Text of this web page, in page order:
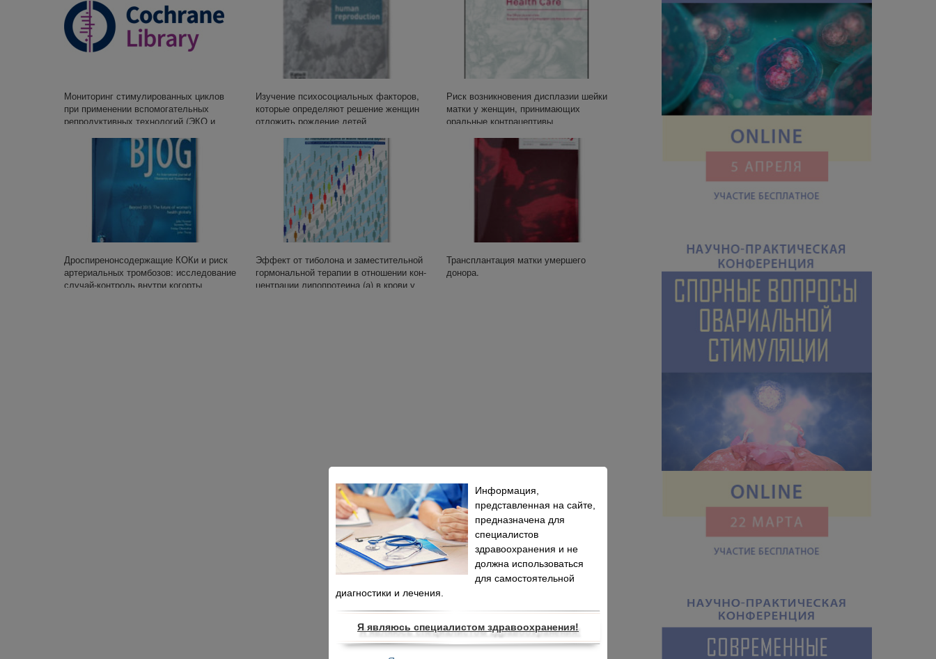
Мониторинг стимулированных циклов
при применении вспомогательных
репродуктивных технологий (ЭКО и
Изучение психосоциальных факторов,
которые определяют решение женщин
отложить рождение детей
Риск возникновения дисплазии шейки
матки у женщин, принимающих
оральные контрацептивы
Дроспиренонсодержащие КОКи и риск
артериальных тромбозов: исследование
случай-контроль внутри когорты
Эф­фект от ти­бо­ло­на и за­ме­сти­тель­ной
гор­мо­наль­ной те­ра­пии в от­но­ше­нии кон­
цен­тра­ции ли­по­про­те­и­на (а) в кро­ви у
Трансплантация матки умершего
донора.
Информация,
представленная на сайте,
предназначена для
специалистов
здравоохранения и не
должна использоваться
для самостоятельной
диагностики и лечения.
Я являюсь специалистом здравоохранения!